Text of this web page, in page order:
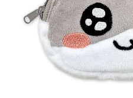
ツンダちゃん
一期一会
【再販】オンラインストア限定
だっとちゃん フェイスポーチ
だっとちゃん（税込）